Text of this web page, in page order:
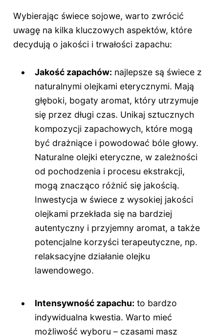
Wybierając świece sojowe, warto zwrócić
uwagę na kilka kluczowych aspektów, które
decydują o jakości i trwałości zapachu:
Jakość zapachów: najlepsze są świece z
naturalnymi olejkami eterycznymi. Mają
głęboki, bogaty aromat, który utrzymuje
się przez długi czas. Unikaj sztucznych
kompozycji zapachowych, które mogą
być drażniące i powodować bóle głowy.
Naturalne olejki eteryczne, w zależności
od pochodzenia i procesu ekstrakcji,
mogą znacząco różnić się jakością.
Inwestycja w świece z wysokiej jakości
olejkami przekłada się na bardziej
autentyczny i przyjemny aromat, a także
potencjalne korzyści terapeutyczne, np.
relaksacyjne działanie olejku
lawendowego.
Intensywność zapachu: to bardzo
indywidualna kwestia. Warto mieć
możliwość wyboru – czasami masz